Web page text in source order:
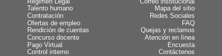
Talento humano
Contratación
Ofertas de empleo
Rendición de cuentas
Concurso docente
Pago Virtual
Control interno
Mapa del sitio
Redes Sociales
FAQ
Quejas y reclamos
Atención en línea
Encuesta
Contáctenos